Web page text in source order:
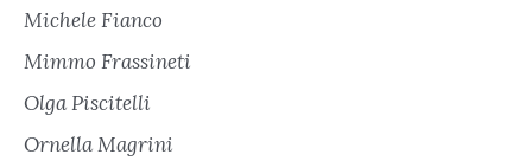
Michele Fianco
Mimmo Frassineti
Olga Piscitelli
Ornella Magrini